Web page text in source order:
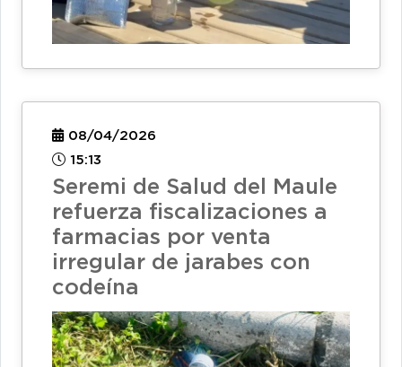
08/04/2026
15:13
Seremi de Salud del Maule
refuerza fiscalizaciones a
farmacias por venta
irregular de jarabes con
codeína